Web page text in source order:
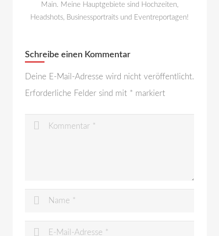
Main. Meine Hauptgebiete sind Hochzeiten,
Headshots, Businessportraits und Eventreportagen!
Schreibe einen Kommentar
Deine E-Mail-Adresse wird nicht veröffentlicht.
Erforderliche Felder sind mit * markiert